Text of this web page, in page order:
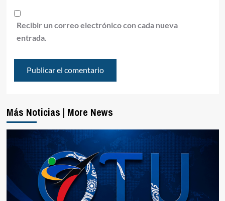
Recibir un correo electrónico con cada nueva
entrada.
Más Noticias | More News